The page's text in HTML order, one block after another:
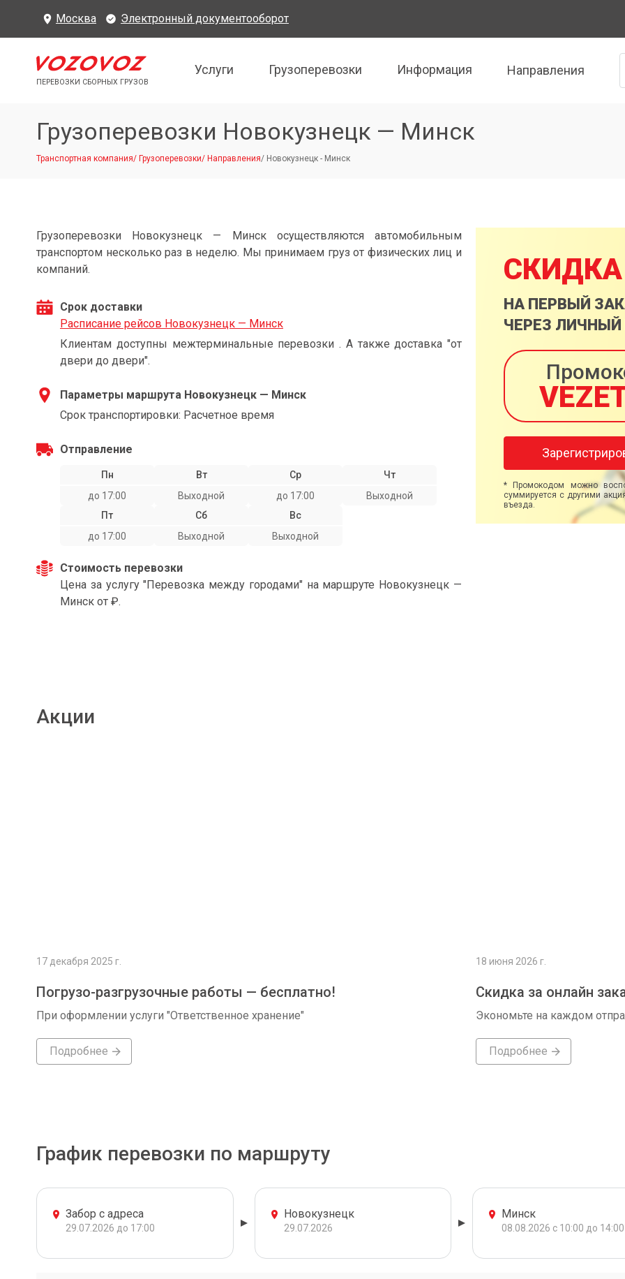
Москва Электронный документооборот
ПЕРЕВОЗКИ СБОРНЫХ ГРУЗОВ
Услуги Грузоперевозки Информация Направления
Грузоперевозки Новокузнецк — Минск
Транспортная компания/ Грузоперевозки/ Направления/ Новокузнецк - Минск
Грузоперевозки Новокузнецк — Минск осуществляются автомобильным
транспортом несколько раз в неделю. Мы принимаем груз от физических лиц и
компаний.
Срок доставки
Расписание рейсов Новокузнецк — Минск
Клиентам доступны межтерминальные перевозки . А также доставка "от
двери до двери".
Параметры маршрута Новокузнецк — Минск
Срок транспортировки: Расчетное время
Отправление
Пн
до 17:00
Вт
Выходной
Ср
до 17:00
Чт
Выходной
Пт
до 17:00
Сб
Выходной
Вс
Выходной
Стоимость перевозки
Цена за услугу "Перевозка между городами" на маршруте Новокузнецк —
Минск от ₽.
СКИДКА
НА ПЕРВЫЙ
ЧЕРЕЗ ЛИЧНЫЙ
* Промокодом можно
суммируется с другими
въезда.
Акции
17 декабря 2025 г.
Погрузо-разгрузочные работы — бесплатно!
При оформлении услуги "Ответственное хранение"
Подробнее
18 июня 2026 г.
Скидка за онлайн
Экономьте на каждом
Подробнее
График перевозки по маршруту
Забор с адреса
29.07.2026 до 17:00
Новокузнецк
29.07.2026
Минск
08.08.2026 с 10:00 до 14:00